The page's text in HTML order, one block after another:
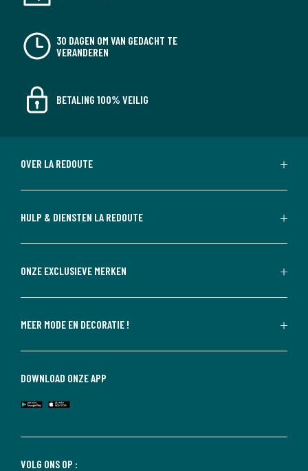
30 DAGEN OM VAN GEDACHT TE
VERANDEREN
BETALING 100% VEILIG
OVER LA REDOUTE
HULP & DIENSTEN LA REDOUTE
ONZE EXCLUSIEVE MERKEN
MEER MODE EN DECORATIE !
VOLG ONS OP :
DOWNLOAD ONZE APP